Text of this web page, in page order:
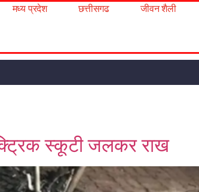
मध्य प्रदेश छत्तीसगढ जीवन शैली
स्कूटी जलकर राख